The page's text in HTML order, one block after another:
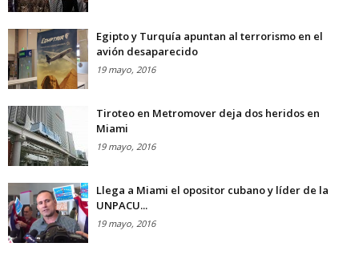
Egipto y Turquía apuntan al terrorismo en el
avión desaparecido
19 mayo, 2016
Tiroteo en Metromover deja dos heridos en
Miami
19 mayo, 2016
Llega a Miami el opositor cubano y líder de la
UNPACU...
19 mayo, 2016